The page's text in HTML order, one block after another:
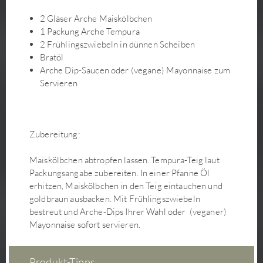
Gurkensalat
Gyoza mit Kimchi-Füllung
Hefezopf mit Schokocreme
Himbeer-Mandelcreme-Tarte
Hirse-Gemüse-Schnitte mit Senfkruste
Kartoffel-Gemüse-Gratin
Kirschmarmelade mit Cranbeeries
Kirschtaler
Kohlsäckchen mit Soja-Hack, Shiitake, Dulse und
Buchweizen-Teriyaki-Füllung auf Kürbis-Paprika-
Cremesauce
Kokos-Currysuppe mit Süßkartoffeln, Blumenkohl und
2 Gläser Arche Maiskölbchen
1 Packung Arche Tempura
2 Frühlingszwiebeln in dünnen Scheiben
Bratöl
Arche Dip-Saucen oder (vegane) Mayonnaise zum
Servieren
Zubereitung:
Maiskölbchen abtropfen lassen. Tempura-Teig laut
Packungsangabe zubereiten. In einer Pfanne Öl
erhitzen, Maiskölbchen in den Teig eintauchen und
goldbraun ausbacken. Mit Frühlingszwiebeln
bestreut und Arche-Dips Ihrer Wahl oder (veganer)
Mayonnaise sofort servieren.